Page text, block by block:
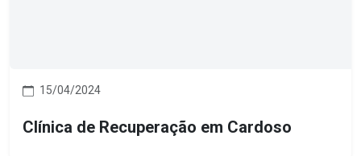
15/04/2024
Clínica de Recuperação em Cardoso